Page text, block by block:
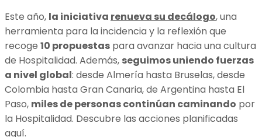
Este año, la iniciativa renueva su decálogo, una
herramienta para la incidencia y la reflexión que
recoge 10 propuestas para avanzar hacia una cultura
de Hospitalidad. Además, seguimos uniendo fuerzas
a nivel global: desde Almería hasta Bruselas, desde
Colombia hasta Gran Canaria, de Argentina hasta El
Paso, miles de personas continúan caminando por
la Hospitalidad. Descubre las acciones planificadas
aquí.